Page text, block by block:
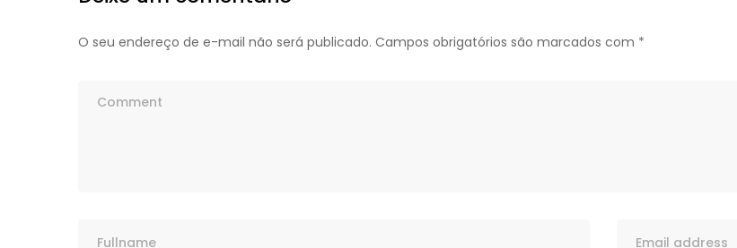
O seu endereço de e-mail não será publicado. Campos obrigatórios são marcados com *